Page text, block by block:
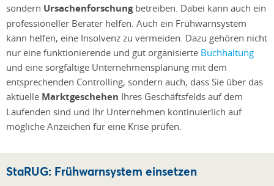
sondern Ursachenforschungbetreiben. Dabei kann auch ein
professioneller Berater helfen. Auch ein Frühwarnsystem
kann helfen, eine Insolvenz zu vermeiden. Dazu gehören nicht
nur eine funktionierende und gut organisierte Buchhaltung
und eine sorgfältige Unternehmensplanung mit dem
entsprechenden Controlling, sondern auch, dass Sie über das
aktuelle Marktgeschehen Ihres Geschäftsfelds auf dem
Laufenden sind und Ihr Unternehmen kontinuierlich auf
mögliche Anzeichen für eine Krise prüfen.
StaRUG: Frühwarnsystem einsetzen